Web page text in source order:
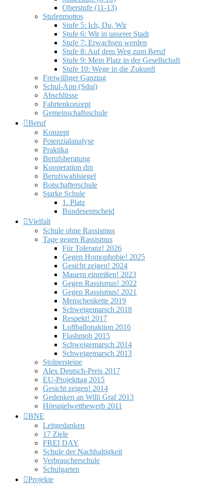
Oberstufe (11-13)
Stufenmottos
Stufe 5: Ich, Du, Wir
Stufe 6: Wir in unserer Stadt
Stufe 7: Erwachsen werden
Stufe 8: Auf dem Weg zum Beruf
Stufe 9: Mein Platz in der Gesellschaft
Stufe 10: Wege in die Zukunft
Freiwilliger Ganztag
Schul-App (Sdui)
Abschlüsse
Fahrtenkonzept
Gemeinschaftsschule
Beruf
Konzept
Potenzialanalyse
Praktika
Berufsberatung
Kooperation dm
Berufswahlsiegel
Botschafterschule
Starke Schule
1. Platz
Bundesentscheid
Vielfalt
Schule ohne Rassismus
Tage gegen Rassismus
Für Toleranz! 2026
Gegen Homophobie! 2025
Gesicht zeigen! 2024
Mauern einreißen! 2023
Gegen Rassismus! 2022
Gegen Rassismus! 2021
Menschenkette 2019
Schweigemarsch 2018
Respekt! 2017
Luftballonaktion 2016
Flashmob 2015
Schweigemarsch 2014
Schweigemarsch 2013
Stolpersteine
Alex Deutsch-Preis 2017
EU-Projekttag 2015
Gesicht zeigen! 2014
Gedenken an Willi Graf 2013
Hörspielwettbewerb 2011
BNE
Leitgedanken
17 Ziele
FREI DAY
Schule der Nachhaltigkeit
Verbraucherschule
Schulgarten
Projekte